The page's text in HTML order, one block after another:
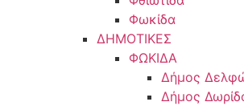
Φωκίδα
ΔΗΜΟΤΙΚΕΣ
ΦΩΚΙΔΑ
Δήμος
Δήμος